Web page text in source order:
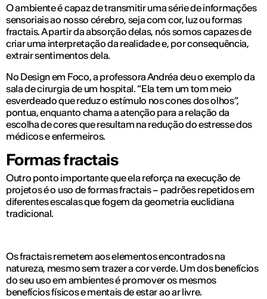
O ambiente é capaz de transmitir uma série de informações
sensoriais ao nosso cérebro, seja com cor, luz ou formas
fractais. A partir da absorção delas, nós somos capazes de
criar uma interpretação da realidade e, por consequência,
extrair sentimentos dela.
No Design em Foco, a professora Andréa deu o exemplo da
sala de cirurgia de um hospital. “Ela tem um tom meio
esverdeado que reduz o estímulo nos cones dos olhos”,
pontua, enquanto chama a atenção para a relação da
escolha de cores que resultam na redução do estresse dos
médicos e enfermeiros.
Formas fractais
Outro ponto importante que ela reforça na execução de
projetos é o uso de formas fractais – padrões repetidos em
diferentes escalas que fogem da geometria euclidiana
tradicional.
Os fractais remetem aos elementos encontrados na
natureza, mesmo sem trazer a cor verde. Um dos benefícios
do seu uso em ambientes é promover os mesmos
benefícios físicos e mentais de estar ao ar livre.